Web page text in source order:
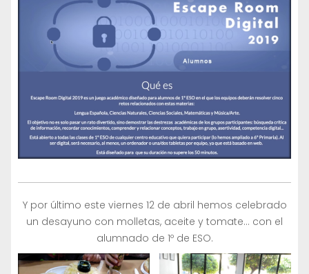
Y por último este viernes 12 de abril hemos celebrado
un desayuno con molletas, aceite y tomate… con el
alumnado de 1º de ESO.